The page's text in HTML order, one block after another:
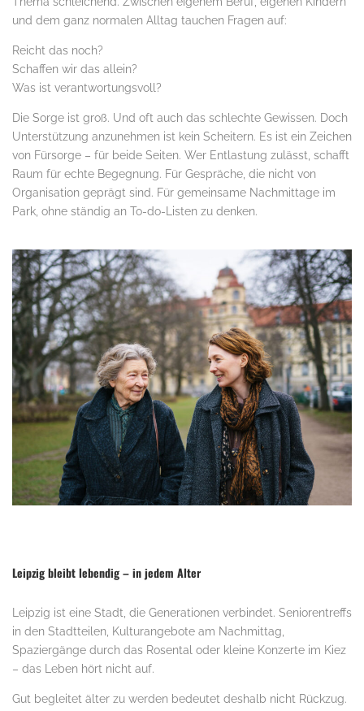
und dem ganz normalen Alltag tauchen Fragen auf:
Reicht das noch?
Schaffen wir das allein?
Was ist verantwortungsvoll?
Die Sorge ist groß. Und oft auch das schlechte Gewissen. Doch
Unterstützung anzunehmen ist kein Scheitern. Es ist ein Zeichen
von Fürsorge – für beide Seiten. Wer Entlastung zulässt, schafft
Raum für echte Begegnung. Für Gespräche, die nicht von
Organisation geprägt sind. Für gemeinsame Nachmittage im
Park, ohne ständig an To-do-Listen zu denken.
Leipzig bleibt lebendig – in jedem Alter
Leipzig ist eine Stadt, die Generationen verbindet. Seniorentreffs
in den Stadtteilen, Kulturangebote am Nachmittag,
Spaziergänge durch das Rosental oder kleine Konzerte im Kiez
– das Leben hört nicht auf.
Gut begleitet älter zu werden bedeutet deshalb nicht Rückzug.